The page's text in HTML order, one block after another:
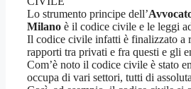
Lo strumento principe dell’
Milano è il codice civile e le leggi
Il codice civile infatti è finalizzato a
rapporti tra privati e fra questi e gli
Com’è noto il codice civile è stato
occupa di vari settori, tutti di